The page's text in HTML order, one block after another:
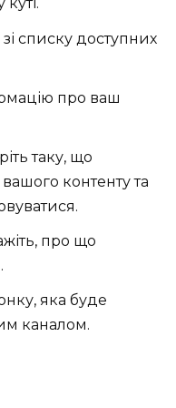
списку доступних
про ваш
таку, що
контенту та
про що
яка буде
каналом.